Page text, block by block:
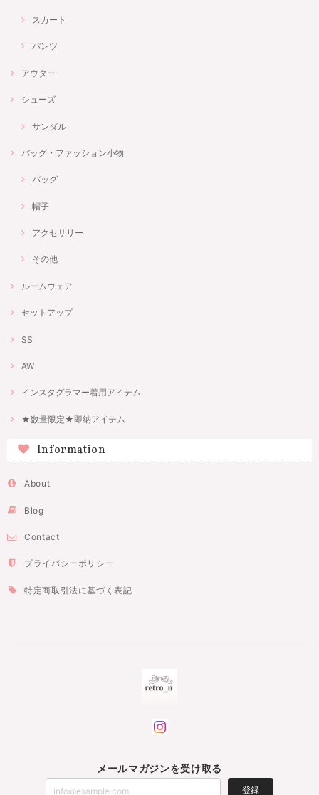
スカート
パンツ
アウター
シューズ
サンダル
バッグ・ファッション小物
バッグ
帽子
アクセサリー
その他
ルームウェア
セットアップ
SS
AW
インスタグラマー着用アイテム
★数量限定★即納アイテム
Information
About
Blog
Contact
プライバシーポリシー
特定商取引法に基づく表記
メールマガジンを受け取る
登録